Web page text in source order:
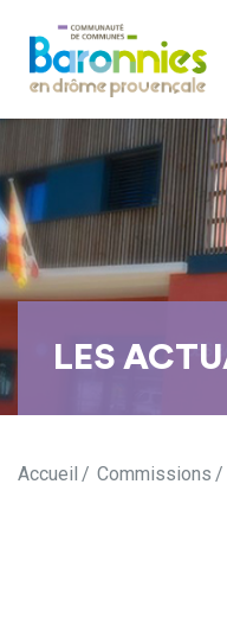
LES
Accueil Commissions